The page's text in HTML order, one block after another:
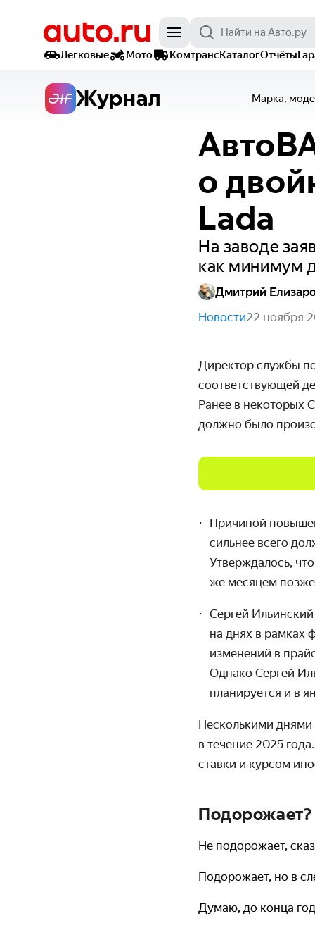
Легковые Мото КомтрансКаталогОтчёты
Журнал Марка,
о
Lada
На заводе
как минимум
Дмитрий
Новости22 ноября
Директор службы
соответствующей
Ранее в некоторых
должно было
Причиной
сильнее всего
Утверждалось,
же месяцем
Сергей
на днях в рамках
изменений в
Однако Сергей
планируется и в
Несколькими
в течение 2025
ставки и курсом
Подорожает?
Не подорожает,
Подорожает, но в
Думаю, до конца